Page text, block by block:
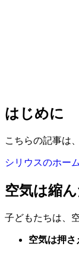
はじめに
こちらの記事は
シリウスのホー
空気は縮
子どもたちは、
空気は押さ